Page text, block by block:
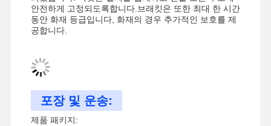
사건
솔리드 스트루트 채널
앵글 채널 빔
유관의 지진 지원
안전하게 고정되도록합니다.브래킷은 또한 최대 한 시간
동안 화재 등급입니다, 화재의 경우 추가적인 보호를 제
공합니다.
포장 및 운송:
제품 패키지: